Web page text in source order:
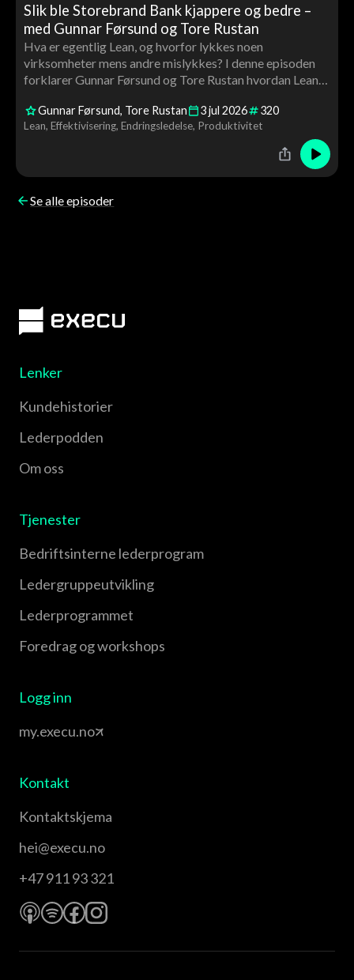
Slik ble Storebrand Bank kjappere og bedre –
med Gunnar Førsund og Tore Rustan
Hva er egentlig Lean, og hvorfor lykkes noen
virksomheter mens andre mislykkes? I denne episoden
forklarer Gunnar Førsund og Tore Rustan hvordan Lean
verdiskaping gjennom medarbeiderinvolvering, ledelse
og kontinuerlig forbedring.
Gunnar Førsund Tore Rustan 3jul 2026 320
Lean Effektivisering Endringsledelse Produktivitet
Se alle episoder
Lenker
Kundehistorier
Lederpodden
Om oss
Tjenester
Bedriftsinterne lederprogram
Leder­gruppe­utvikling
Leder­programmet
Foredrag og workshops
Logg inn
my.execu.no
Kontakt
Kontaktskjema
hei@execu.no
+47 911 93 321